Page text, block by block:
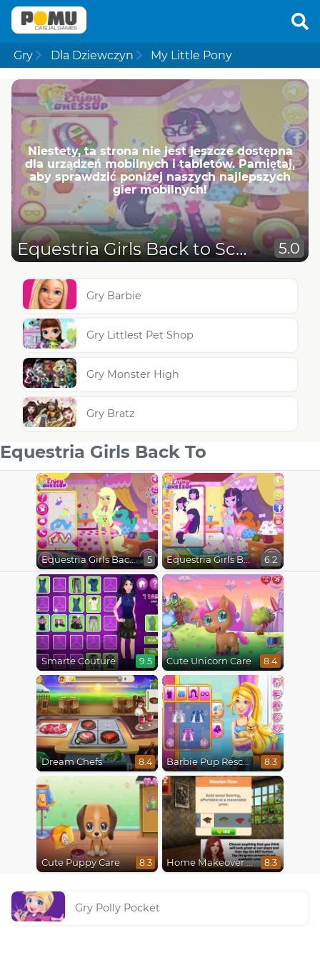
Gry Dla Dziewczyn My Little Pony
Niestety, ta strona nie jest jeszcze dostępna
dla urządzeń mobilnych i tabletów. Pamiętaj,
aby sprawdzić poniżej naszych najlepszych
gier mobilnych!
Equestria Girls Back to School 5.0
Gry Barbie
Gry Littlest Pet Shop
Gry Monster High
Gry Bratz
Equestria Girls Back To
Equestria Girls Back to School 2 5 Equestria Girls Back to High School 6.2
Smarte Couture 9.5 Cute Unicorn Care 8.4
Dream Chefs 8.4 Barbie Pup Rescue 8.3
Cute Puppy Care 8.3 Home Makeover Hidden Object 8.3
Gry Polly Pocket